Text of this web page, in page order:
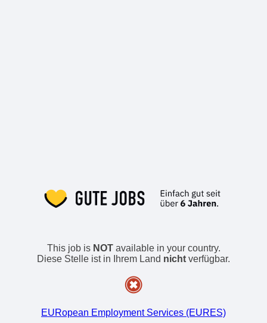
This job is NOTavailable in your country.
Diese Stelle ist in Ihrem Land nicht verfügbar.
EURopean Employment Services (EURES)